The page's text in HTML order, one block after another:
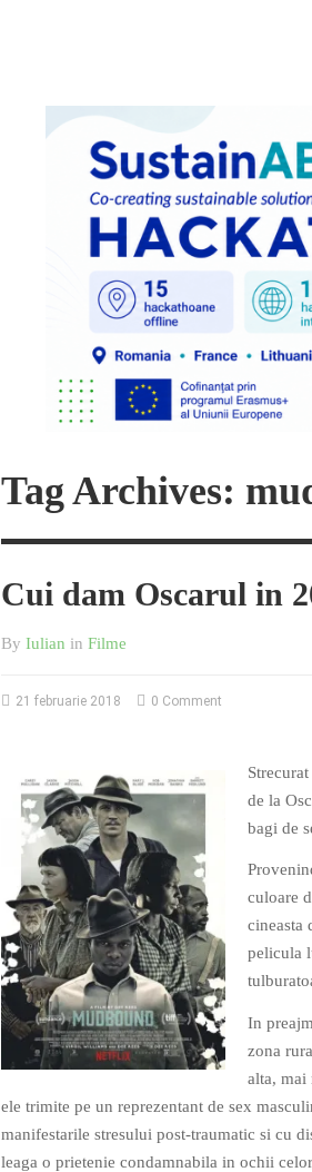
Tag Archives:
Cui dam Oscarul in
By Iulian in Filme
21 februarie 2018 0 Comment
de la
bagi de
culoare
cineasta
pelicula
In
zona
alta, mai
ele trimite pe un reprezentant de sex
manifestarile stresului post-traumatic si cu
leaga o prietenie condamnabila in ochii